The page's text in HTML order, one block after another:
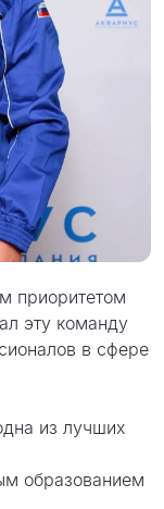
приоритетом
эту команду
в сфере
из лучших
образованием